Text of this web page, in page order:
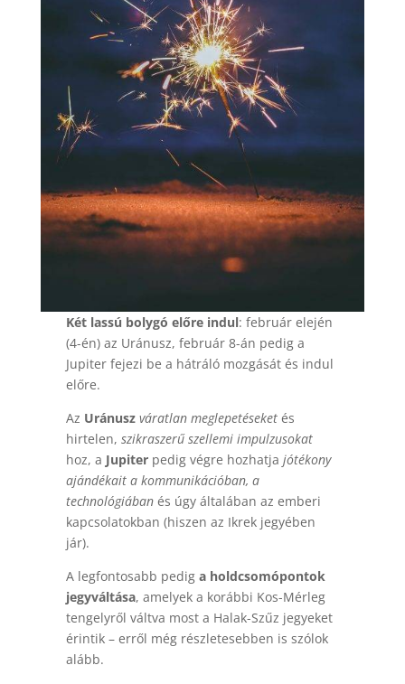
Két lassú bolygó előre indul: február elején
(4-én) az Uránusz, február 8-án pedig a
Jupiter fejezi be a hátráló mozgását és indul
előre.
Az Uránusz váratlan meglepetéseket és
hirtelen,szikraszerű szellemi impulzusokat
hoz, a Jupiter pedig végre hozhatjajótékony
ajándékait a kommunikációban, a
technológiában és úgy általában az emberi
kapcsolatokban (hiszen az Ikrek jegyében
jár).
A legfontosabb pediga holdcsomópontok
jegyváltása, amelyek a korábbi Kos-Mérleg
tengelyről váltva most a Halak-Szűz jegyeket
érintik – erről még részletesebben is szólok
alább.